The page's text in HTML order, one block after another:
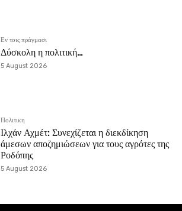
Εν τοις πράγμασι
Δύσκολη η πολιτική…
5 August 2026
Πολιτικη
Ιλχάν Αχμέτ: Συνεχίζεται η διεκδίκηση
άμεσων αποζημιώσεων για τους αγρότες της
Ροδόπης
5 August 2026